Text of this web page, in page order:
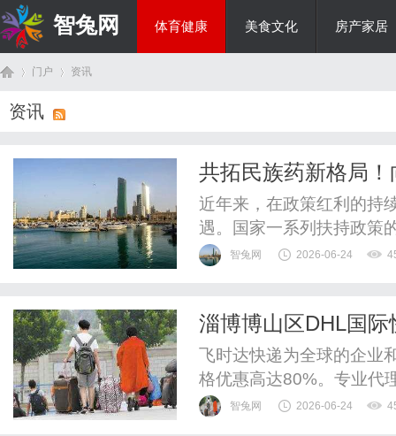
智兔网 体育健康 美食文化 房产家居
门户 资讯
资讯
共拓民族药新格局
近年来，在政策红利的持
遇。国家一系列扶持政策
场。然而，机遇往往与挑
可行的路径。据悉，面对
智兔网 2026-06-24
淄博‌博山区DHL国
飞时达快递为全球的企业
格优惠高达80%。专业代
递、UPS国际快递、
智兔网 2026-06-24